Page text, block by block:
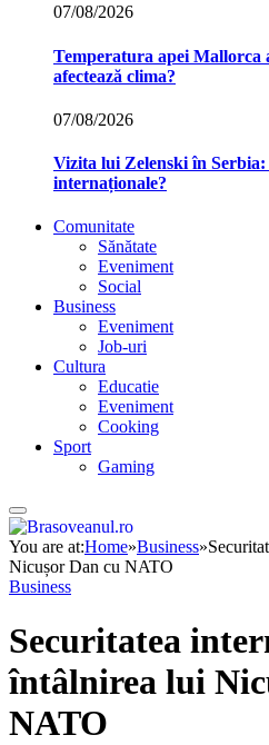
07/08/2026
Temperatura apei
afectează clima?
07/08/2026
Vizita lui Zelenski în
internaționale?
Comunitate
Sănătate
Eveniment
Social
Business
Eveniment
Job-uri
Cultura
Educatie
Eveniment
Cooking
Sport
Gaming
You are at:Home»Business»
Nicușor Dan cu NATO
Business
Securitatea
întâlnirea lui
NATO